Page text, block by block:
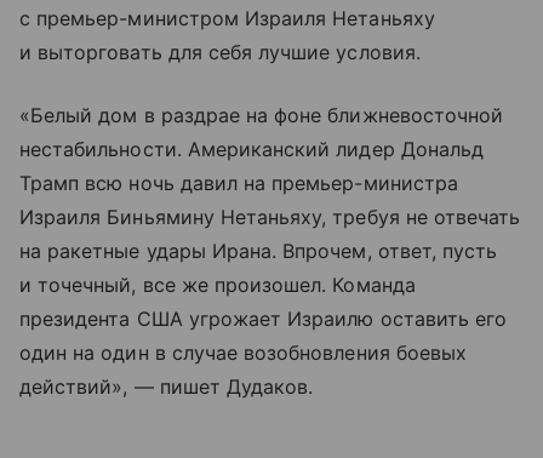
с премьер-министром Израиля Нетаньяху
и выторговать для себя лучшие условия.
«Белый дом в раздрае на фоне ближневосточной
нестабильности. Американский лидер Дональд
Трамп всю ночь давил на премьер-министра
Израиля Биньямину Нетаньяху, требуя не отвечать
на ракетные удары Ирана. Впрочем, ответ, пусть
и точечный, все же произошел. Команда
президента США угрожает Израилю оставить его
один на один в случае возобновления боевых
действий», — пишет Дудаков.